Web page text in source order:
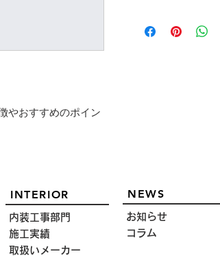
やおすすめのポイン
だけます。
する情報を入力して
INTERIOR
内装工事部門
施工実績
取扱いメーカー
NEWS
お知らせ
コラム